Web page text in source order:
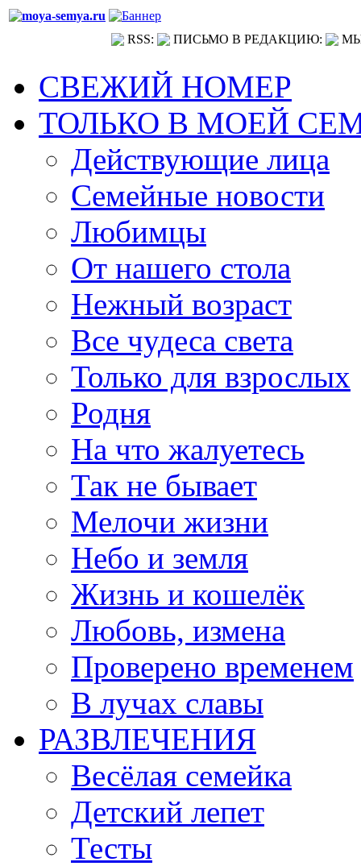
RSS: ПИСЬМО В РЕДАКЦИЮ:
СВЕЖИЙ НОМЕР
ТОЛЬКО В МОЕЙ
Действующие лица
Семейные новости
Любимцы
От нашего стола
Нежный возраст
Все чудеса света
Только для взрослых
Родня
На что жалуетесь
Так не бывает
Мелочи жизни
Небо и земля
Жизнь и кошелёк
Любовь, измена
Проверено временем
В лучах славы
РАЗВЛЕЧЕНИЯ
Весёлая семейка
Детский лепет
Тесты